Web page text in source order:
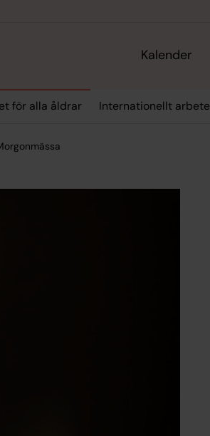
Kalender
för alla åldrar Internationellt arbete